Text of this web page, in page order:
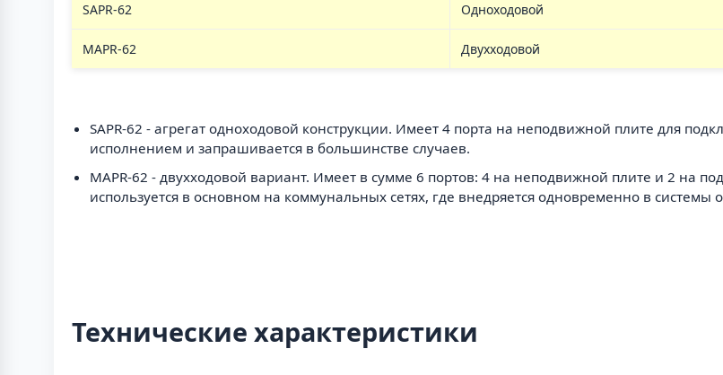
SAPR-62 Одноходовой
MAPR-62 Двухходовой
SAPR-62 - агрегат одноходовой конструкции. Имеет 4 порта на неподвижной плите для
исполнением и запрашивается в большинстве случаев.
MAPR-62 - двухходовой вариант. Имеет в сумме 6 портов: 4 на неподвижной плите и 2 на
используется в основном на коммунальных сетях, где внедряется одновременно в системы
Технические характеристики